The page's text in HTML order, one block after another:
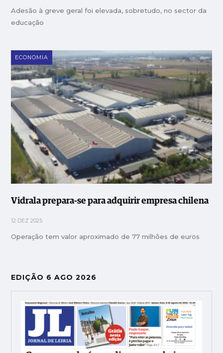
Adesão à greve geral foi elevada, sobretudo, no sector da
educação
ECONOMIA
Vidrala prepara-se para adquirir empresa chilena
12 DEZ 2025
Operação tem valor aproximado de 77 milhões de euros
EDIÇÃO 6 AGO 2026